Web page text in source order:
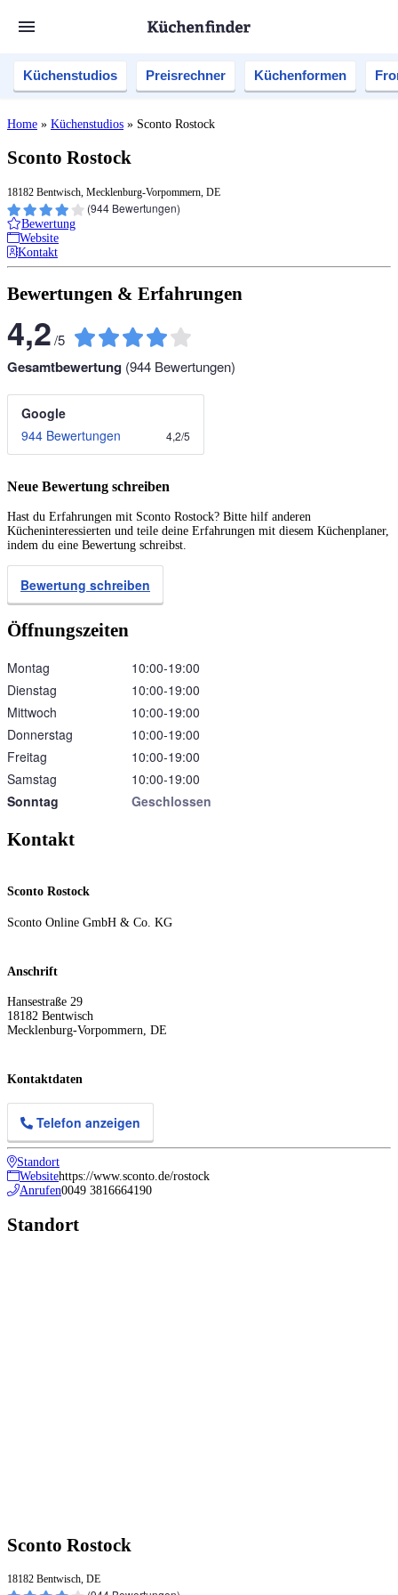
Küchenstudios Preisrechner Küchenformen
Home » Küchenstudios » Sconto Rostock
Sconto Rostock
18182 Bentwisch, Mecklenburg-Vorpommern, DE
(944 Bewertungen)
Bewertung
Website
Kontakt
Bewertungen & Erfahrungen
4,2/5
Gesamtbewertung (944 Bewertungen)
Google
944 Bewertungen
4,2/5
Neue Bewertung schreiben
Hast du Erfahrungen mit Sconto Rostock? Bitte hilf anderen
Kücheninteressierten und teile deine Erfahrungen mit diesem Küchenplaner,
indem du eine Bewertung schreibst.
Bewertung schreiben
Öffnungszeiten
Montag
10:00‑19:00
Dienstag
10:00‑19:00
Mittwoch
10:00‑19:00
Donnerstag
10:00‑19:00
Freitag
10:00‑19:00
Samstag
10:00‑19:00
Sonntag
Geschlossen
Kontakt
Sconto Rostock
Sconto Online GmbH & Co. KG
Anschrift
Hansestraße 29
18182 Bentwisch
Mecklenburg-Vorpommern, DE
Kontaktdaten
Telefon anzeigen
Standort
Websitehttps://www.sconto.de/rostock
Anrufen0049 3816664190
Standort
Sconto Rostock
18182 Bentwisch, DE